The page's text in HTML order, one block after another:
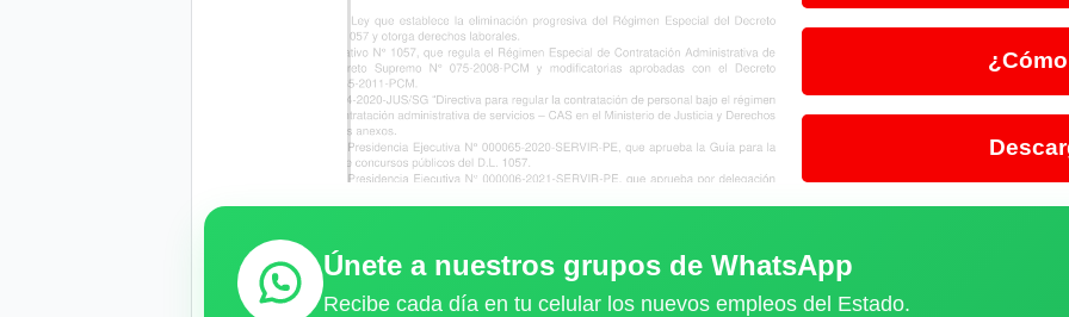
Únete a nuestros grupos de WhatsApp
Recibe cada día en tu celular los nuevos empleos del Estado.